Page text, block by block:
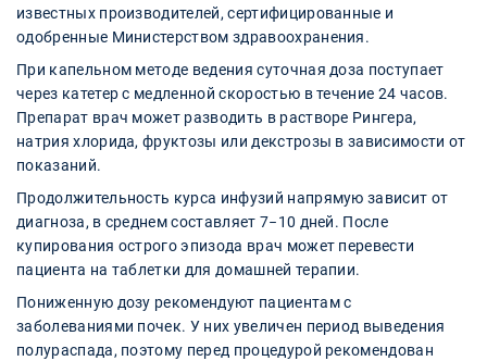
известных производителей, сертифицированные и
одобренные Министерством здравоохранения.
При капельном методе ведения суточная доза поступает
через катетер с медленной скоростью в течение 24 часов.
Препарат врач может разводить в растворе Рингера,
натрия хлорида, фруктозы или декстрозы в зависимости от
показаний.
Продолжительность курса инфузий напрямую зависит от
диагноза, в среднем составляет 7−10 дней. После
купирования острого эпизода врач может перевести
пациента на таблетки для домашней терапии.
Пониженную дозу рекомендуют пациентам с
заболеваниями почек. У них увеличен период выведения
полураспада, поэтому перед процедурой рекомендован